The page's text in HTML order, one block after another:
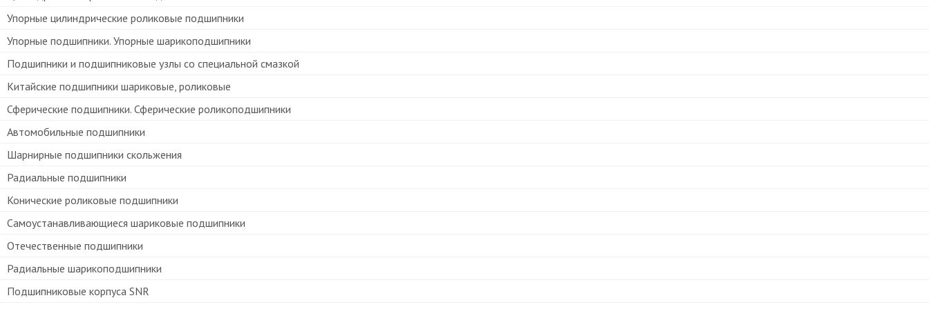
Упорные цилиндрические роликовые подшипники
Упорные подшипники. Упорные шарикоподшипники
Подшипники и подшипниковые узлы со специальной смазкой
Китайские подшипники шариковые, роликовые
Сферические подшипники. Сферические роликоподшипники
Автомобильные подшипники
Шарнирные подшипники скольжения
Радиальные подшипники
Конические роликовые подшипники
Самоустанавливающиеся шариковые подшипники
Отечественные подшипники
Радиальные шарикоподшипники
Подшипниковые корпуса SNR